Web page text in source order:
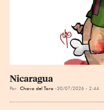
Nicaragua
Por Chavo del Toro 30/07/2026 - 2:44